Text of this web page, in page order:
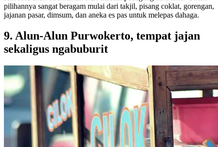
pilihannya sangat beragam mulai dari takjil, pisang coklat, gorengan,
jajanan pasar, dimsum, dan aneka es pas untuk melepas dahaga.
9. Alun-Alun Purwokerto, tempat jajan
sekaligus ngabuburit